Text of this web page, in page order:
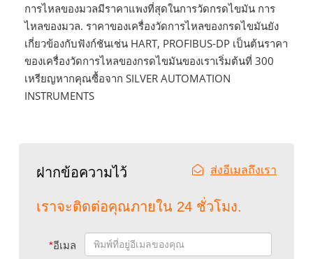
การไหลของมวลมีราคาแพงที่สุดในการวัดกรดไขมัน การ
ไหลของมวล. ราคาของเครื่องวัดการไหลของกรดไขมันยัง
เกี่ยวข้องกับฟังก์ชันเช่น HART, PROFIBUS-DP เป็นต้นราคา
ของเครื่องวัดการไหลของกรดไขมันของเราเริ่มต้นที่ 300
เหรียญหากคุณซื้อจาก SILVER AUTOMATION
INSTRUMENTS
ฝากข้อความไว้ ส่งอีเมลถึงเรา
เราจะติดต่อคุณภายใน 24 ชั่วโมง.
*อีเมล